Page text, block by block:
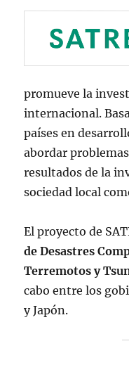
promueve la
internacional.
países en
abordar
resultados de la
sociedad local
El proyecto de
de Desastres
Terremotos y
cabo entre los
y Japón.